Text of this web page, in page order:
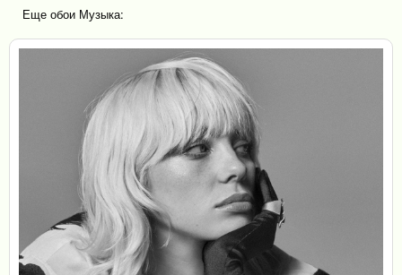
Еще обои Музыка: